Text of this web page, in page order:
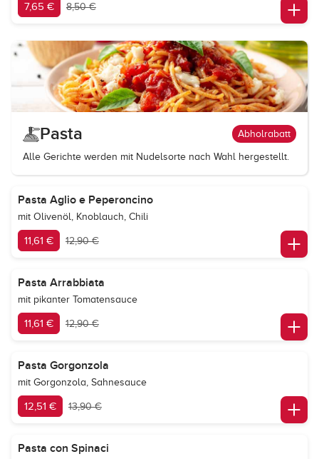
7,65 € 8,50 €
Pasta Abholrabatt
Alle Gerichte werden mit Nudelsorte nach Wahl hergestellt.
Pasta Aglio e Peperoncino
mit Olivenöl, Knoblauch, Chili
11,61 € 12,90 €
Pasta Arrabbiata
mit pikanter Tomatensauce
11,61 € 12,90 €
Pasta Gorgonzola
mit Gorgonzola, Sahnesauce
12,51 € 13,90 €
Pasta con Spinaci